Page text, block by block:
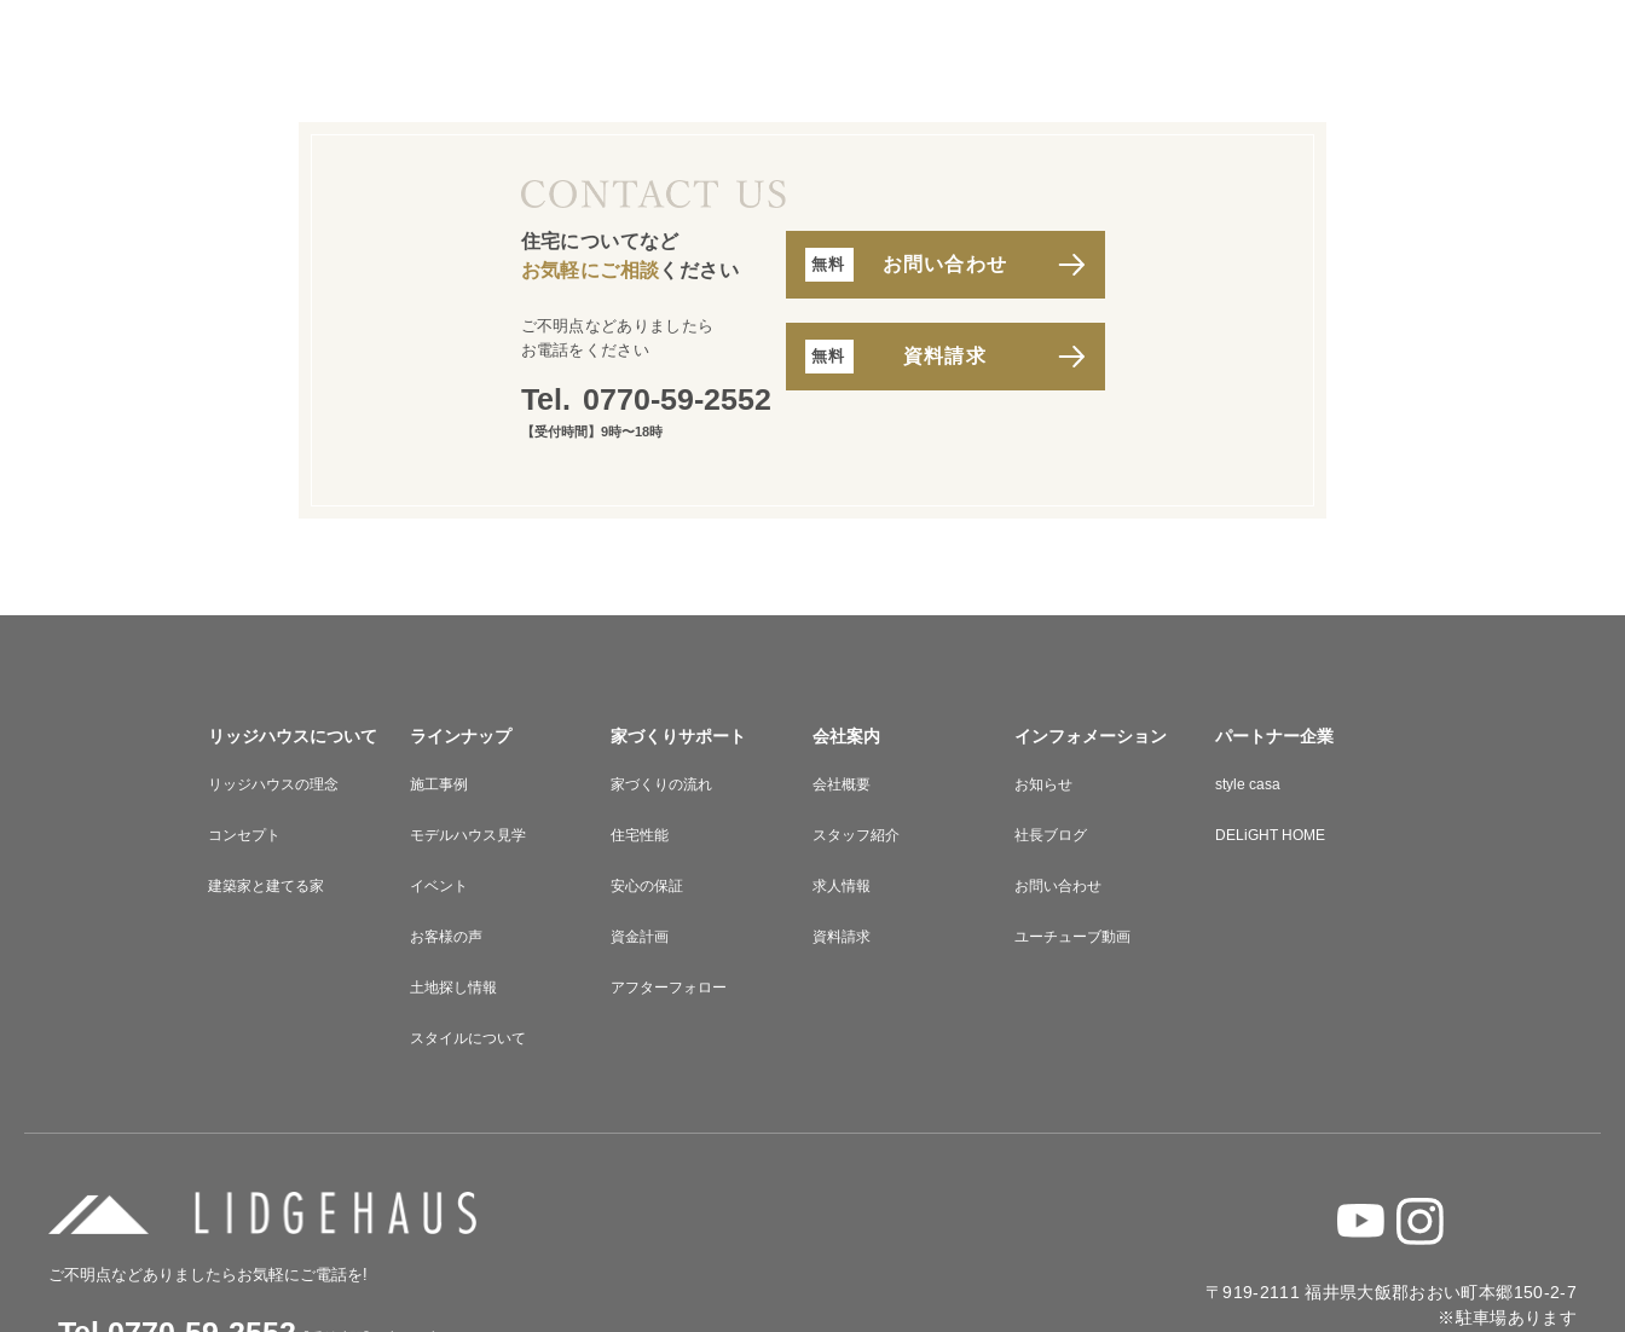
住宅についてなど
お気軽にご相談 ください
ご不明点などありましたら
お電話をください
0770-59-2552
【受付時間】9時〜18時
お問い合わせ
資料請求
リッジハウスについて
リッジハウスの理念
コンセプト
建築家と建てる家
ラインナップ
施工事例
モデルハウス見学
イベント
お客様の声
土地探し情報
スタイルについて
家づくりサポート
家づくりの流れ
住宅性能
安心の保証
資金計画
アフターフォロー
会社案内
会社概要
スタッフ紹介
求人情報
資料請求
インフォメーション
お知らせ
社長ブログ
お問い合わせ
ユーチューブ動画
パートナー企業
style casa
DELiGHT HOME
ご不明点などありましたらお気軽にご電話を!
〒919-2111 福井県大飯郡おおい町本郷150-2-7
※駐車場あります